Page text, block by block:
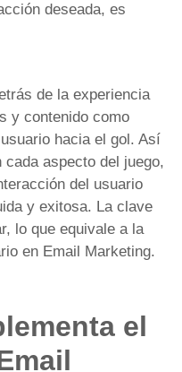
deseada, es
de la experiencia
y contenido como
hacia el gol. Así
aspecto del juego,
del usuario
y exitosa. La clave
lo que equivale a la
en Email Marketing.
el